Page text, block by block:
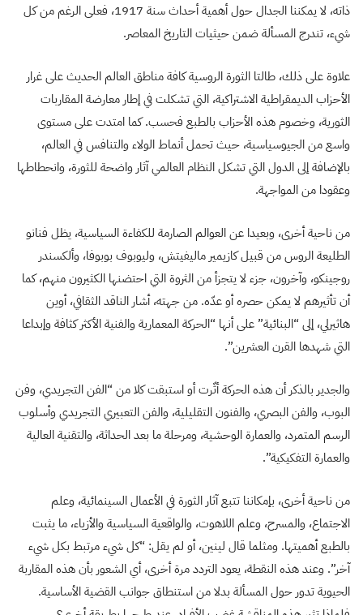
ذاته، لا يمكننا الجدال حول أهمية أحداث سنة 1917، فعلى الرغم من كل
شيء، تندرج المسألة ضمن حيثيات التاريخ المعاصر.
علاوة على ذلك، طالتا الثورة الروسية كافة مناطق العالم الحديث على غرار
الأحزاب الديمقراطية الاشتراكية، التي تشكلت في إطار معارضة المقاربات
الثورية، وخصوم هذه الأحزاب بالطبع فحسب. كما امتدت على مستوى
واسع من الجيوسياسية، حيث تحمل أنماط الولاء والتنافس في العالم،
بالإضافة إلى الدول التي تشكل النظام العالمي آثار واضحة للثورة، وانحطاطها
وعقودا من المواجهة.
من ناحية أخرى، وبعيدا عن العوالم الصارمة للكفاءة السياسية، يظل فنانو
الطليعة الروس من قبيل كازيمير ماليفيتش، وليوبوف بوبوفا، وألكسندر
روجينكو، وآخرون، جزء لا يتجزأ من الثروة التي احتضنها الكثيرون منهم، كما
أن تأثيرهم لا يمكن حصره أو عدّه. من جهته، أشار الناقد الثقافي، أوين
هاثيرلي، إلى “البنائية” على أنها “الحركة المعمارية والفنية الأكثر كثافة وإبداعا
التي شهدها القرن العشرين”.
والجدير بالذكر أن هذه الحركة أثّرت أو استبقت كلا من “الفن التجريدي، وفن
البوب، والفن البصري، والفنون التقليلية، والفن التعبيري التجريدي وأسلوب
الرسم المتمرد، والعمارة الوحشية، ومرحلة ما بعد الحداثة، والتقنية العالية
والعمارة التفكيكية”.
من ناحية أخرى، بإمكاننا تتبع آثار الثورة في الأعمال السينمائية، وعلم
الاجتماع، والمسرح، وعلم اللاهوت، والواقعية السياسية والأزياء، ما يثبت
بالطبع أهميتها. ومثلما قال لينين، أو لم يقل: “كل شيء مرتبط بكل شيء
آخر”. وعند هذه النقطة، يعود التردد مرة أخرى، أي الشعور بأن هذه المقاربة
الحيوية تدور حول المسألة بدلا من استنطاق جوانب القضية الأساسية.